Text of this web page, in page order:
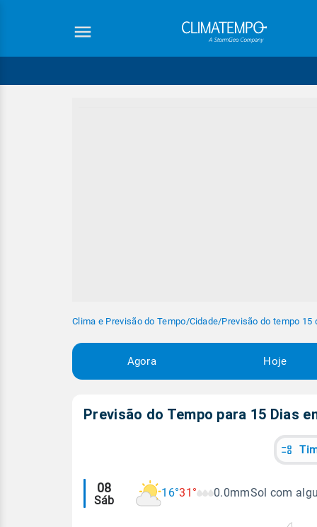
Clima e Previsão do Tempo/Cidade/Previsão do tempo 15
Agora Hoje
Previsão do Tempo para 15 Dias
Alertas
meteorológicos
08
Sáb
16°31° 0.0mmSol com